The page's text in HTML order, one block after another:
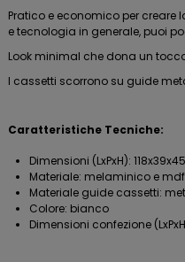
Pratico e economico per
e tecnologia in generale, puoi
Look minimal che dona un
I cassetti scorrono su guide
Caratteristiche Tecniche:
Dimensioni (LxPxH):
Materiale: melaminico e mdf
Materiale guide cassetti:
Colore: bianco
Dimensioni confezione